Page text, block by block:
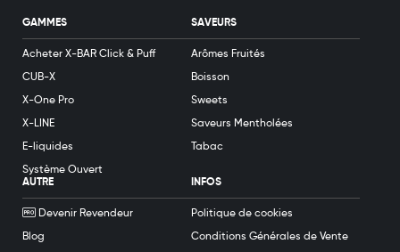
GAMMES
Acheter X-BAR Click & Puff
CUB-X
X-One Pro
X-LINE
E-liquides
Système Ouvert
SAVEURS
Arômes Fruités
Boisson
Sweets
Saveurs Mentholées
Tabac
AUTRE
Devenir Revendeur
Blog
INFOS
Politique de cookies
Conditions Générales de Vente